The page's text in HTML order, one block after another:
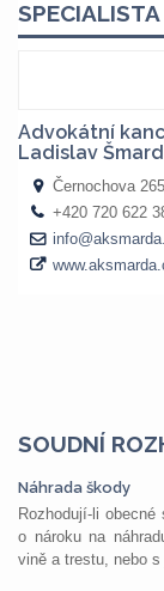
SOUDNÍ
Náhrada škody
Rozhodují-li
o nároku na
vině a trestu, nebo